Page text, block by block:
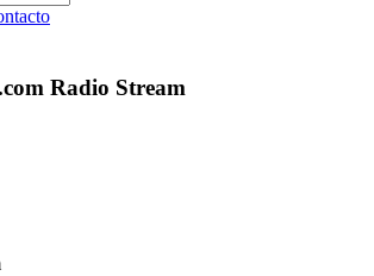
Radio Stream